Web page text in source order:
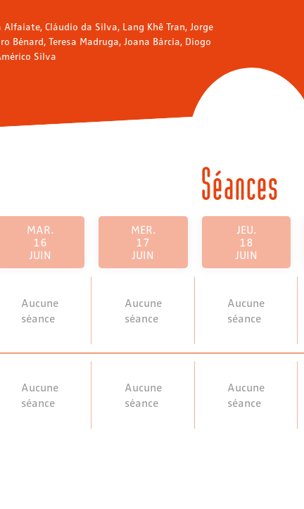
Cláudio da Silva, Lang Khê Tran, Jorge
Bénard, Teresa Madruga, Joana Bárcia, Diogo
Silva
Séances
MAR.
16
JUIN
Aucune
séance
Aucune
séance
MER.
17
JUIN
Aucune
séance
Aucune
séance
JEU.
18
JUIN
Aucune
séance
Aucune
séance